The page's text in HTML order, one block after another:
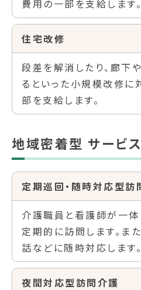
費用の一部を支給します。
住宅改修
段差を解消したり、廊下
るといった小規模改修に
部を支給します。
地域密着型 サービス
定期巡回・随時対応型訪
介護職員と看護師が一体
定期的に訪問します。ま
話などに随時対応します。
夜間対応型訪問介護